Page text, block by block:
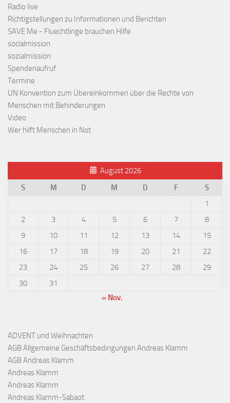
Radio live
Richtigstellungen zu Informationen und Berichten
SAVE Me - Fluechtlinge brauchen Hilfe
socialmission
sozialmission
Spendenaufruf
Termine
UN Konvention zum Übereinkommen über die Rechte von
Menschen mit Behinderungen
Video
Wer hilft Menschen in Not
August 2026
S
M D M D F
S
1
2
3 4 5 6 7
8
9
10 11 12 13 14
15
16
17 18 19 20 21
22
23
24 25 26 27 28
29
30
31
« Nov.
ADVENT und Weihnachten
AGB Allgemeine Geschäftsbedingungen Andreas Klamm
AGB Andreas Klamm
Andreas Klamm
Andreas Klamm
Andreas Klamm-Sabaot